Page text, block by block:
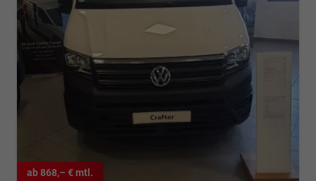
ab 868,– € mtl.